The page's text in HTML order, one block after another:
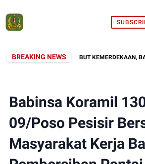
BREAKING NEWS
GOTONG ROYONG SAMBUT KEMERDEKAAN,
Babinsa Koramil
09/Poso Pesisir
Masyarakat Kerja